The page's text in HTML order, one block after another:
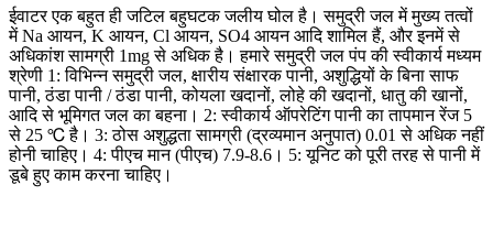
ईवाटर एक बहुत ही जटिल बहुघटक जलीय घोल है। समुद्री जल में मुख्य तत्वों
में Na आयन, K आयन, Cl आयन, SO4 आयन आदि शामिल हैं, और इनमें से
अधिकांश सामग्री 1mg से अधिक है। हमारे समुद्री जल पंप की स्वीकार्य मध्यम
श्रेणी 1: विभिन्न समुद्री जल, क्षारीय संक्षारक पानी, अशुद्धियों के बिना साफ
पानी, ठंडा पानी / ठंडा पानी, कोयला खदानों, लोहे की खदानों, धातु की खानों,
आदि से भूमिगत जल का बहना। 2: स्वीकार्य ऑपरेटिंग पानी का तापमान रेंज 5
से 25 ℃ है। 3: ठोस अशुद्धता सामग्री (द्रव्यमान अनुपात) 0.01 से अधिक नहीं
होनी चाहिए। 4: पीएच मान (पीएच) 7.9-8.6। 5: यूनिट को पूरी तरह से पानी में
डूबे हुए काम करना चाहिए।